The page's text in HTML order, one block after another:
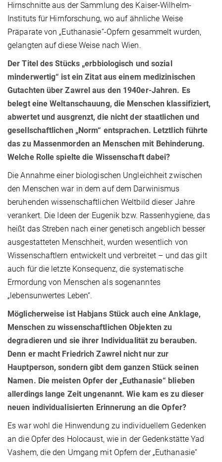
Hirnschnitte aus der Sammlung des Kaiser-Wilhelm-
Instituts für Hirnforschung, wo auf ähnliche Weise
Präparate von „Euthanasie“-Opfern gesammelt wurden,
gelangten auf diese Weise nach Wien.
Der Titel des Stücks „erbbiologisch und sozial
minderwertig“ ist ein Zitat aus einem medizinischen
Gutachten über Zawrel aus den 1940er-Jahren. Es
belegt eine Weltanschauung, die Menschen klassifiziert,
abwertet und ausgrenzt, die nicht der staatlichen und
gesellschaftlichen „Norm“ entsprachen. Letztlich führte
das zu Massenmorden an Menschen mit Behinderung.
Welche Rolle spielte die Wissenschaft dabei?
Die Annahme einer biologischen Ungleichheit zwischen
den Menschen war in dem auf dem Darwinismus
beruhenden wissenschaftlichen Weltbild dieser Jahre
verankert. Die Ideen der Eugenik bzw. Rassenhygiene, das
heißt das Streben nach einer genetisch angeblich besser
ausgestatteten Menschheit, wurden wesentlich von
Wissenschaftlern entwickelt und verbreitet – und das gilt
auch für die letzte Konsequenz, die systematische
Ermordung von Menschen als sogenanntes
„lebensunwertes Leben“.
Möglicherweise ist Habjans Stück auch eine Anklage,
Menschen zu wissenschaftlichen Objekten zu
degradieren und sie ihrer Individualität zu berauben.
Denn er macht Friedrich Zawrel nicht nur zur
Hauptperson, sondern gibt dem ganzen Stück seinen
Namen. Die meisten Opfer der „Euthanasie“ blieben
allerdings lange Zeit ungenannt. Wie kam es zu dieser
neuen individualisierten Erinnerung an die Opfer?
Es war wohl die Hinwendung zu individuellem Gedenken
an die Opfer des Holocaust, wie in der Gedenkstätte Yad
Vashem, die den Umgang mit Opfern der „Euthanasie“